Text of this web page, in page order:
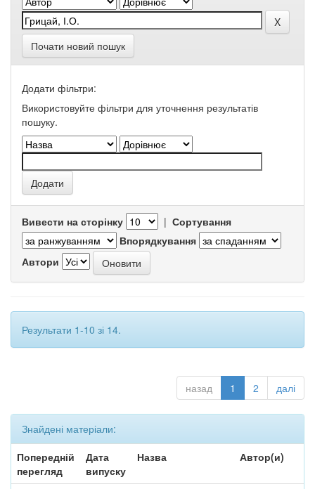
Почати новий пошук
Додати фільтри:
Використовуйте фільтри для уточнення результатів
пошуку.
Вивести на сторінку | Сортування
Впорядкування
Автори
Результати 1-10 зі 14.
назад 1 2 далі
Знайдені матеріали:
Попередній
перегляд
Дата
випуску
Назва Автор(и)